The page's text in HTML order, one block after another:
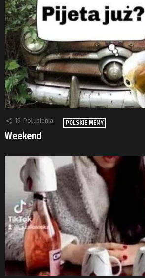
19 Polubienia POLSKIE MEMY
Weekend